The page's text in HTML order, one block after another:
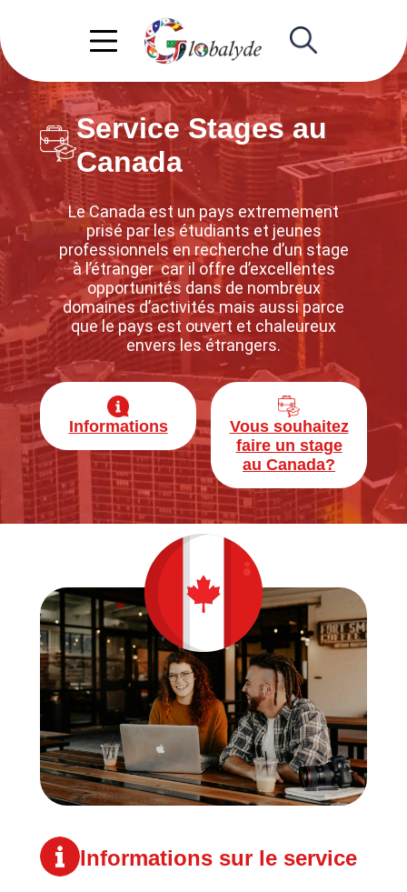
Service Stages au
Canada
Le Canada est un pays extremement
prisé par les étudiants et jeunes
professionnels en recherche d’un stage
à l’étranger car il offre d’excellentes
opportunités dans de nombreux
domaines d’activités mais aussi parce
que le pays est ouvert et chaleureux
envers les étrangers.
Informations
Vous souhaitez
faire un stage
au Canada?
Informations sur le service